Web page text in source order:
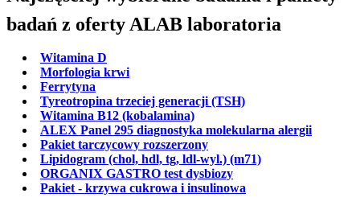
badań z oferty ALAB laboratoria
Witamina D
Morfologia krwi
Ferrytyna
Tyreotropina trzeciej generacji (TSH)
Witamina B12 (kobalamina)
ALEX Panel 295 diagnostyka molekularna alergii
Pakiet tarczycowy rozszerzony
Lipidogram (chol, hdl, tg, ldl-wyl.) (m71)
ORGANIX GASTRO test dysbiozy
Pakiet - krzywa cukrowa i insulinowa